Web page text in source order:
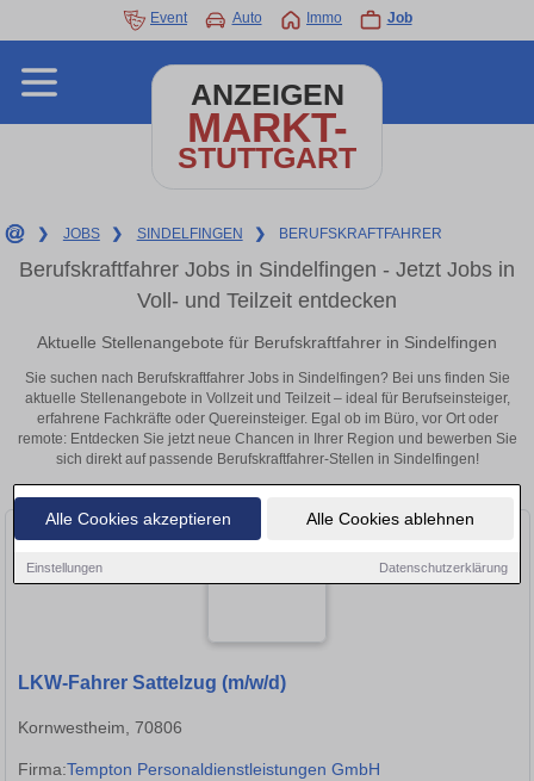
Alle Cookies akzeptieren Alle Cookies ablehnen
Einstellungen Datenschutzerklärung
Event Auto Immo Job
ANZEIGEN
MARKT-
STUTTGART
❯ JOBS ❯ SINDELFINGEN ❯ BERUFSKRAFTFAHRER
Berufskraftfahrer Jobs in Sindelfingen - Jetzt Jobs in
Voll- und Teilzeit entdecken
Aktuelle Stellenangebote für Berufskraftfahrer in Sindelfingen
Sie suchen nach Berufskraftfahrer Jobs in Sindelfingen? Bei uns finden Sie
aktuelle Stellenangebote in Vollzeit und Teilzeit – ideal für Berufseinsteiger,
erfahrene Fachkräfte oder Quereinsteiger. Egal ob im Büro, vor Ort oder
remote: Entdecken Sie jetzt neue Chancen in Ihrer Region und bewerben Sie
sich direkt auf passende Berufskraftfahrer-Stellen in Sindelfingen!
LKW-Fahrer Sattelzug (m/w/d)
Kornwestheim, 70806
Firma:Tempton Personaldienstleistungen GmbH